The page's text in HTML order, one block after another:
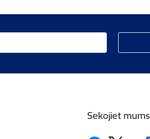
Sekojiet mums